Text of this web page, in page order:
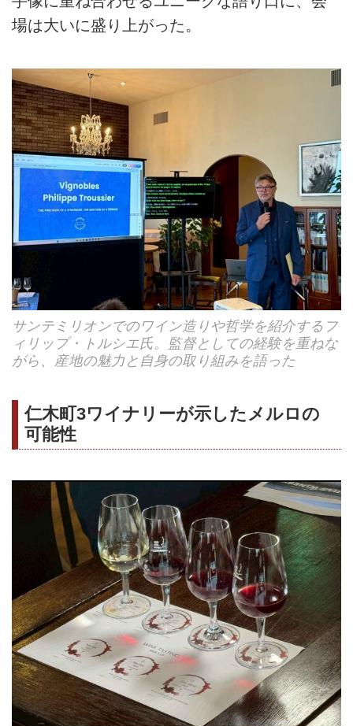
場は大いに盛り上がった。
サンテミリオンでのワイン造りや哲学を紹介するフ
ィリップ・トルシエ氏。監督としての経験を重ねな
がら、産地の魅力と自身の取り組みを語った
仁木町3ワイナリーが示したメルロの
可能性